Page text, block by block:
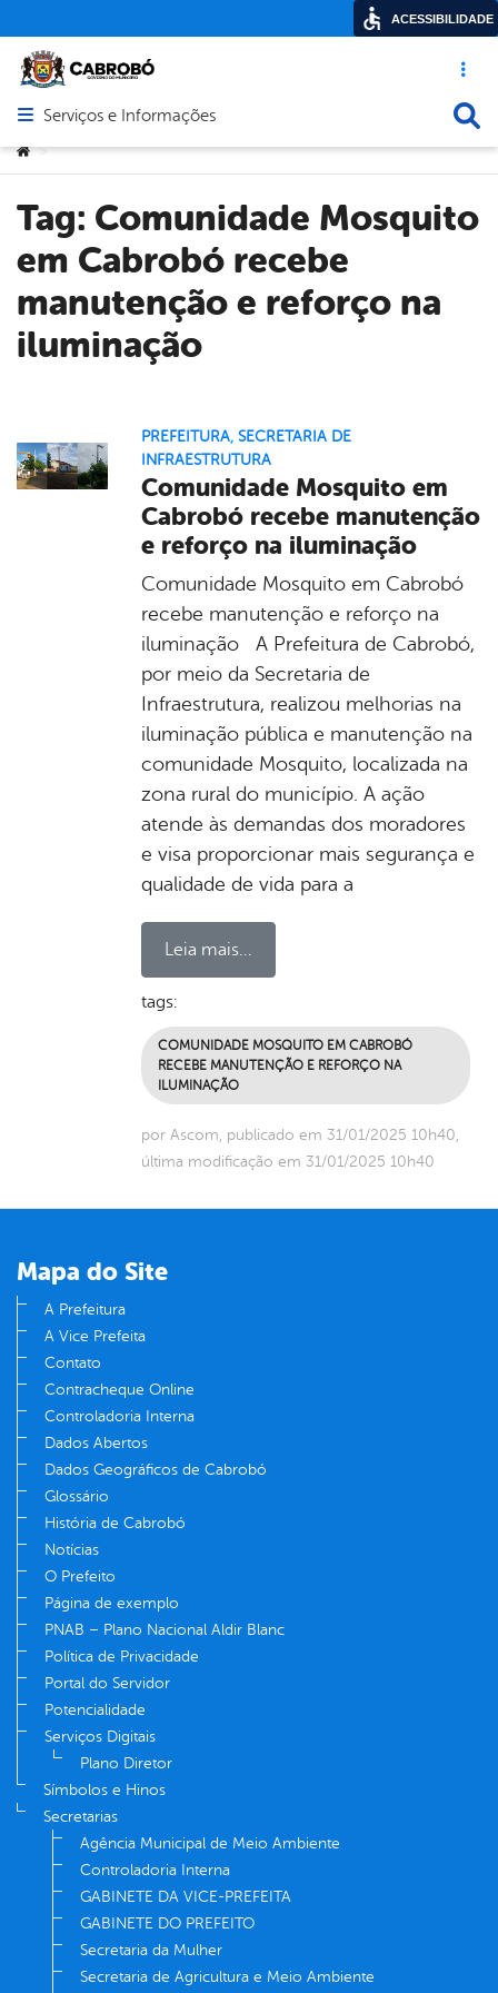
Acesso
Abrir menu principal de navegação
Serviços e Informações
Você está aqui:
>
Tag: Comunidade Mosquito
em Cabrobó recebe
manutenção e reforço na
iluminação
PREFEITURA, SECRETARIA DE
INFRAESTRUTURA
Comunidade Mosquito em
Cabrobó recebe manutenção
e reforço na iluminação
Comunidade Mosquito em Cabrobó
recebe manutenção e reforço na
iluminação A Prefeitura de Cabrobó,
por meio da Secretaria de
Infraestrutura, realizou melhorias na
iluminação pública e manutenção na
comunidade Mosquito, localizada na
zona rural do município. A ação
atende às demandas dos moradores
e visa proporcionar mais segurança e
qualidade de vida para a
Leia mais...
tags:
COMUNIDADE MOSQUITO EM CABROBÓ
RECEBE MANUTENÇÃO E REFORÇO NA
ILUMINAÇÃO
por Ascom, publicado em 31/01/2025 10h40,
última modificação em 31/01/2025 10h40
Mapa do Site
A Prefeitura
A Vice Prefeita
Contato
Contracheque Online
Controladoria Interna
Dados Abertos
Dados Geográficos de Cabrobó
Glossário
História de Cabrobó
Notícias
O Prefeito
Página de exemplo
PNAB – Plano Nacional Aldir Blanc
Política de Privacidade
Portal do Servidor
Potencialidade
Serviços Digitais
Plano Diretor
Símbolos e Hinos
Secretarias
Agência Municipal de Meio Ambiente
Controladoria Interna
GABINETE DA VICE-PREFEITA
GABINETE DO PREFEITO
Secretaria da Mulher
Secretaria de Agricultura e Meio Ambiente
ACESSIBILIDADE